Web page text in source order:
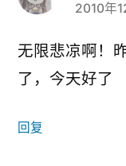
说：
2010年
无限悲凉啊！
了，今天好了
回复